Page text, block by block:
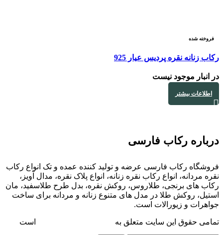
فروخته شده
رکاب زنانه نقره پردیس عیار 925
در انبار موجود نیست
اطلاعات بیشتر
درباره رکاب فارسی
فروشگاه رکاب فارسی عرضه و تولید کننده عمده و تک انواع رکاب
نقره مردانه، انواع رکاب نقره زنانه، انواع پلاک نقره، مدال آویز،
رکاب های برنجی، طلاروس، روکش نقره، بدل طرح طلاسفید، مان
استیل، روکش طلا در مدل های متنوع زنانه و مردانه برای ساخت
جواهرات و زیورالات است.
تمامی حقوق این سایت متعلق به است